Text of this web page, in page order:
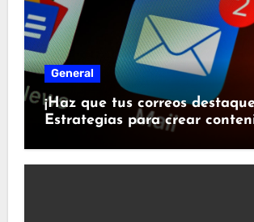
General
¡Haz que tus correos
Estrategias para crear